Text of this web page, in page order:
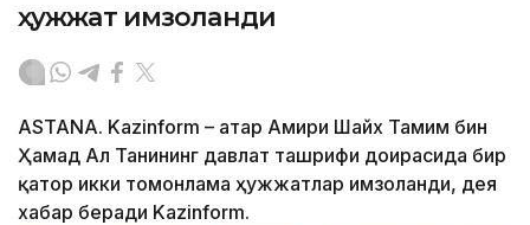
ҳужжат имзоланди
ASTANA. Kazinform – Қатар Амири Шайх Тамим бин
Ҳамад Ал Танининг давлат ташрифи доирасида бир
қатор икки томонлама ҳужжатлар имзоланди, дея
хабар беради Kazinform.